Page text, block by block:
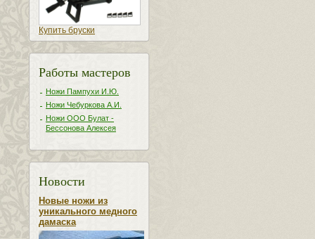
Купить бруски
Работы мастеров
Ножи Пампухи И.Ю.
Ножи Чебуркова А.И.
Ножи ООО Булат -
Бессонова Алексея
Новости
Новые ножи из
уникального медного
дамаска